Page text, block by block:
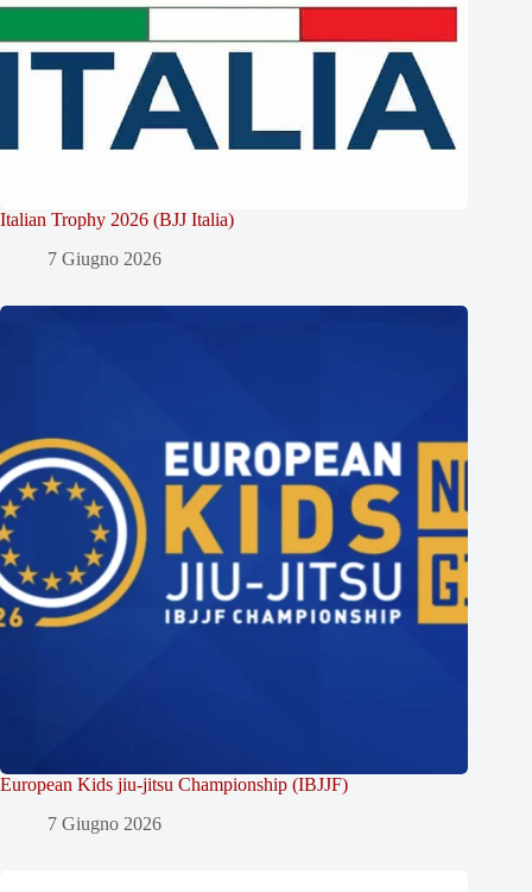
Italian Trophy 2026 (BJJ Italia)
7 Giugno 2026
European Kids jiu-jitsu Championship (IBJJF)
7 Giugno 2026